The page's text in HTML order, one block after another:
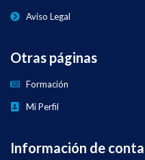
Aviso Legal
Otras páginas
Formación
Mi Perfil
Información de